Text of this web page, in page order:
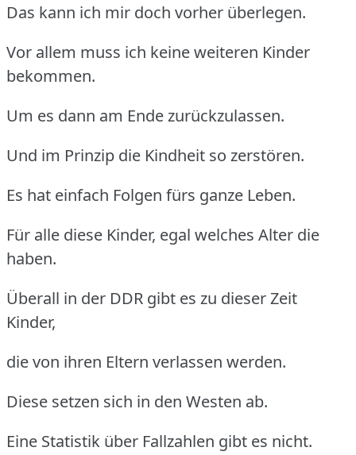
Das kann ich mir doch vorher überlegen.
Vor allem muss ich keine weiteren Kinder
bekommen.
Um es dann am Ende zurückzulassen.
Und im Prinzip die Kindheit so zerstören.
Es hat einfach Folgen fürs ganze Leben.
Für alle diese Kinder, egal welches Alter die
haben.
Überall in der DDR gibt es zu dieser Zeit
Kinder,
die von ihren Eltern verlassen werden.
Diese setzen sich in den Westen ab.
Eine Statistik über Fallzahlen gibt es nicht.